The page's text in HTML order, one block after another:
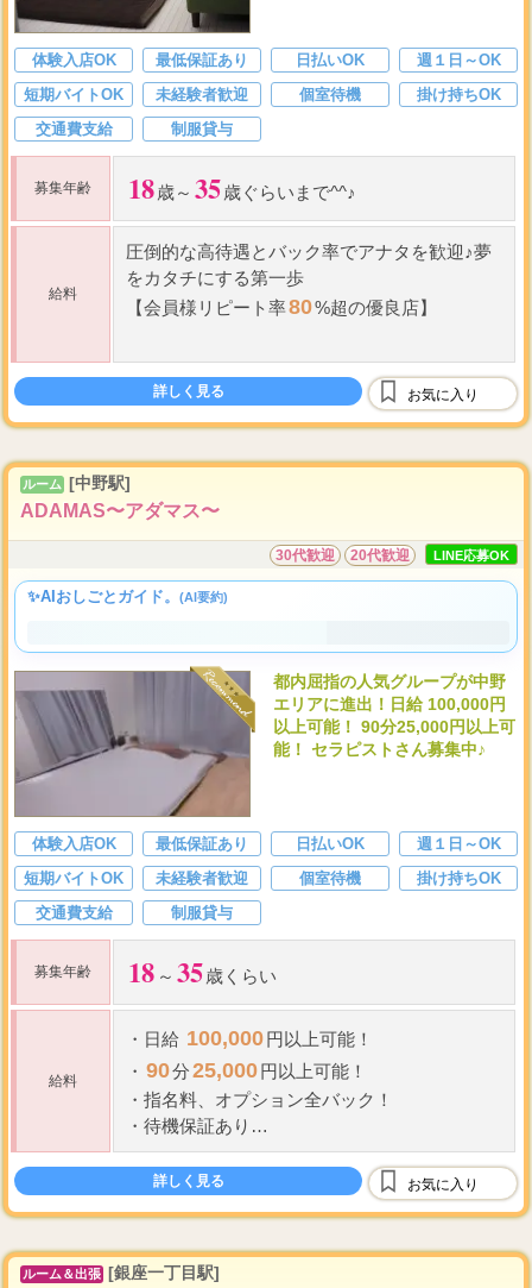
体験入店OK 最低保証あり 日払いOK
週１日～OK
短期バイトOK
未経験者歓迎 個室待機
掛け持ちOK
交通費支給
制服貸与
募集年齢 18歳～ 35歳ぐらいまで^^♪
給料
圧倒的な高待遇とバック率でアナタを歓迎♪夢
をカタチにする第一歩
【会員様リピート率80%超の優良店】
備品代、雑費引き一切無し☆
全てが手取りになります(全額日払い)
・バック率UPシス...
詳しく見る お気に入り
ルーム [中野駅]
ADAMAS〜アダマス〜
30代歓迎 20代歓迎 LINE応募OK
✨AIおしごとガイド。 (AI要約)
都内屈指の人気グループが中野
エリアに進出！日給 100,000円
以上可能！ 90分25,000円以上可
能！ セラピストさん募集中♪
体験入店OK 最低保証あり 日払いOK
週１日～OK
短期バイトOK
未経験者歓迎 個室待機
掛け持ちOK
交通費支給
制服貸与
募集年齢 18 ～ 35歳くらい
給料
・ 日給 100,000円以上可能！
・ 90分25,000円以上可能！
・ 指名料、オプション全バック！
・ 待機保証あり
・経験者優遇
詳しく見る お気に入り
ルーム＆出張 [銀座一丁目駅]